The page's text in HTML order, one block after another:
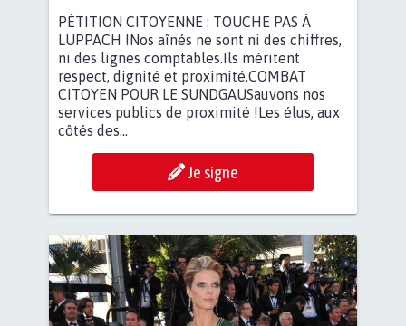
PÉTITION CITOYENNE : TOUCHE PAS À
LUPPACH !Nos aînés ne sont ni des chiffres,
ni des lignes comptables.Ils méritent
respect, dignité et proximité.COMBAT
CITOYEN POUR LE SUNDGAUSauvons nos
services publics de proximité !Les élus, aux
côtés des...
Je signe